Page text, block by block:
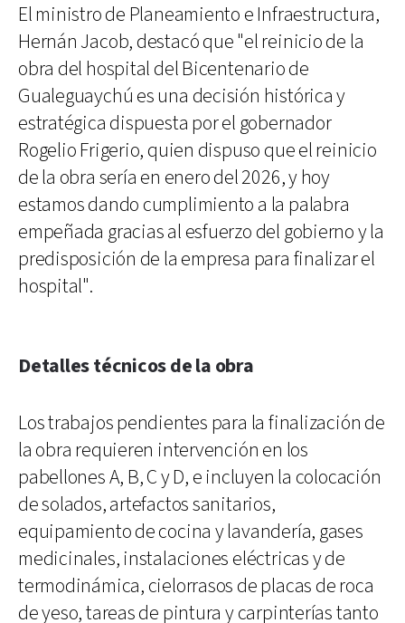
El ministro de Planeamiento e Infraestructura,
Hernán Jacob, destacó que "el reinicio de la
obra del hospital del Bicentenario de
Gualeguaychú es una decisión histórica y
estratégica dispuesta por el gobernador
Rogelio Frigerio, quien dispuso que el reinicio
de la obra sería en enero del 2026, y hoy
estamos dando cumplimiento a la palabra
empeñada gracias al esfuerzo del gobierno y la
predisposición de la empresa para finalizar el
hospital".
Detalles técnicos de la obra
Los trabajos pendientes para la finalización de
la obra requieren intervención en los
pabellones A, B, C y D, e incluyen la colocación
de solados, artefactos sanitarios,
equipamiento de cocina y lavandería, gases
medicinales, instalaciones eléctricas y de
termodinámica, cielorrasos de placas de roca
de yeso, tareas de pintura y carpinterías tanto